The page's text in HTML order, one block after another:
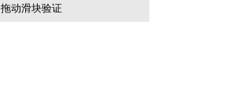
拖动滑块验证